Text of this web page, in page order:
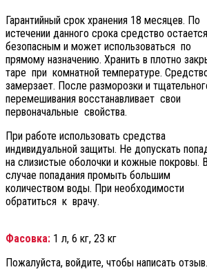
Гарантийный срок хранения 18 месяцев. По
истечении данного срока средство остается
безопасным и может использоваться по
прямому назначению. Хранить в плотно
таре при комнатной температуре.
замерзает. После разморозки и
перемешивания восстанавливает свои
первоначальные свойства.
При работе использовать средства
индивидуальной защиты. Не допускать
на слизистые оболочки и кожные покровы. В
случае попадания промыть большим
количеством воды. При необходимости
обратиться к врачу.
Фасовка: 1 л, 6 кг, 23 кг
Пожалуйста, войдите, чтобы написать отзыв.